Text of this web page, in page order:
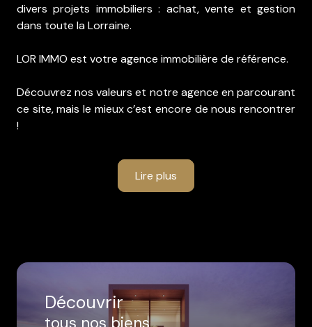
Découvrir
divers projets immobiliers : achat, vente et gestion
dans toute la Lorraine.
LOR IMMO est votre agence immobilière de référence.
Découvrez nos valeurs et notre agence en parcourant
ce site, mais le mieux c’est encore de nous rencontrer
!
Lire plus